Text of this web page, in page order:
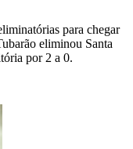
para chegar
eliminou Santa
por 2 a 0.